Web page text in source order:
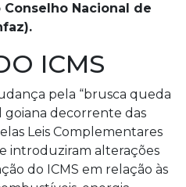
Nacional de
ICMS
pela “brusca queda
goiana decorrente das
Leis Complementares
introduziram alterações
do ICMS em relação às